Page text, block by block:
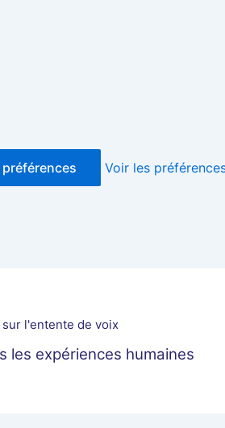
Voir les
l'entente de voix
les expériences humaines